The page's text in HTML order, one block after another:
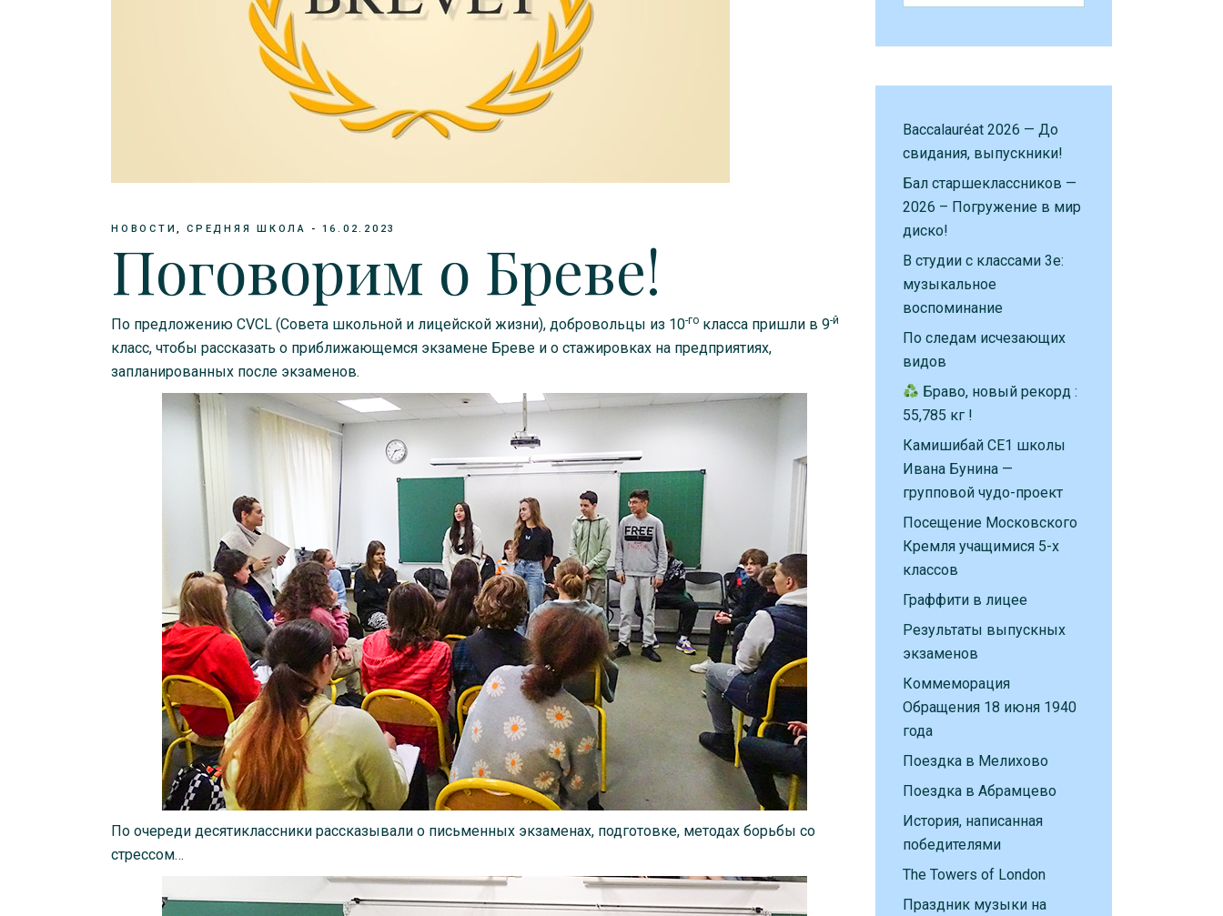
НОВОСТИ СРЕДНЯЯ ШКОЛА 16.02.2023
Поговорим о Бреве!
По предложению CVCL (Совета школьной и лицейской жизни), добровольцы из 10-го класса пришли в 9-й
класс, чтобы рассказать о приближающемся экзамене Бреве и о стажировках на предприятиях,
запланированных после экзаменов.
По очереди десятиклассники рассказывали о письменных экзаменах, подготовке, методах борьбы со
стрессом…
Baccalauréat 2026 — До
свидания, выпускники!
Бал старшеклассников —
2026 – Погружение в мир
диско!
В студии с классами 3е:
музыкальное
воспоминание
По следам исчезающих
видов
Браво, новый рекорд :
55,785 кг !
Камишибай CE1 школы
Ивана Бунина —
групповой чудо-проект
Посещение Московского
Кремля учащимися 5-х
классов
Граффити в лицее
Результаты выпускных
экзаменов
Коммеморация
Обращения 18 июня 1940
года
Поездка в Мелихово
Поездка в Абрамцево
История, написанная
победителями
The Towers of London
Праздник музыки на